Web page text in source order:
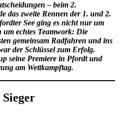
– beim 2.
das zweite Rennen der 1. und 2.
See ging es nicht nur um
echtes Teamwork: Die
gemeinsam Radfahren und ins
der Schlüssel zum Erfolg.
seine Premiere in Pfordt und
am Wettkampftag.
Sieger